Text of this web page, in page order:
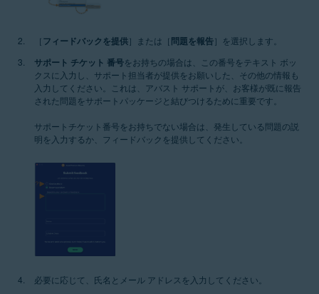
［ フィードバックを提供］または［ 問題を報告］を選択します。
サポート チケット 番号をお持ちの場合は、この番号をテキスト ボッ
クスに入力し、サポート担当者が提供をお願いした、その他の情報も
入力してください。これは、アバスト サポートが、お客様が既に報告
された問題をサポートパッケージと結びつけるために重要です。
サポートチケット番号をお持ちでない場合は、発生している問題の説
明を入力するか、フィードバックを提供してください。
必要に応じて、氏名とメール アドレスを入力してください。